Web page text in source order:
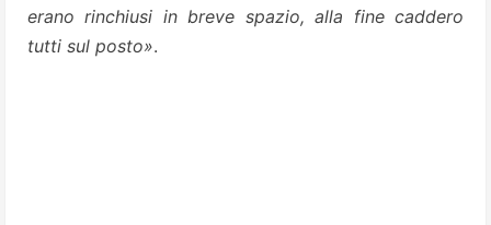
erano rinchiusi in breve spazio, alla fine caddero
tutti sul posto».